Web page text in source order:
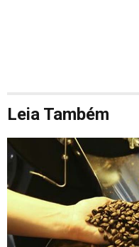
Leia Também